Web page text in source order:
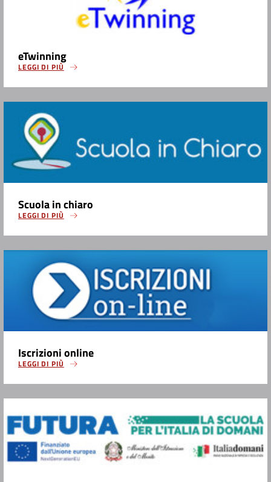
eTwinning
LEGGI DI PIÙ
Scuola in chiaro
LEGGI DI PIÙ
Iscrizioni online
LEGGI DI PIÙ